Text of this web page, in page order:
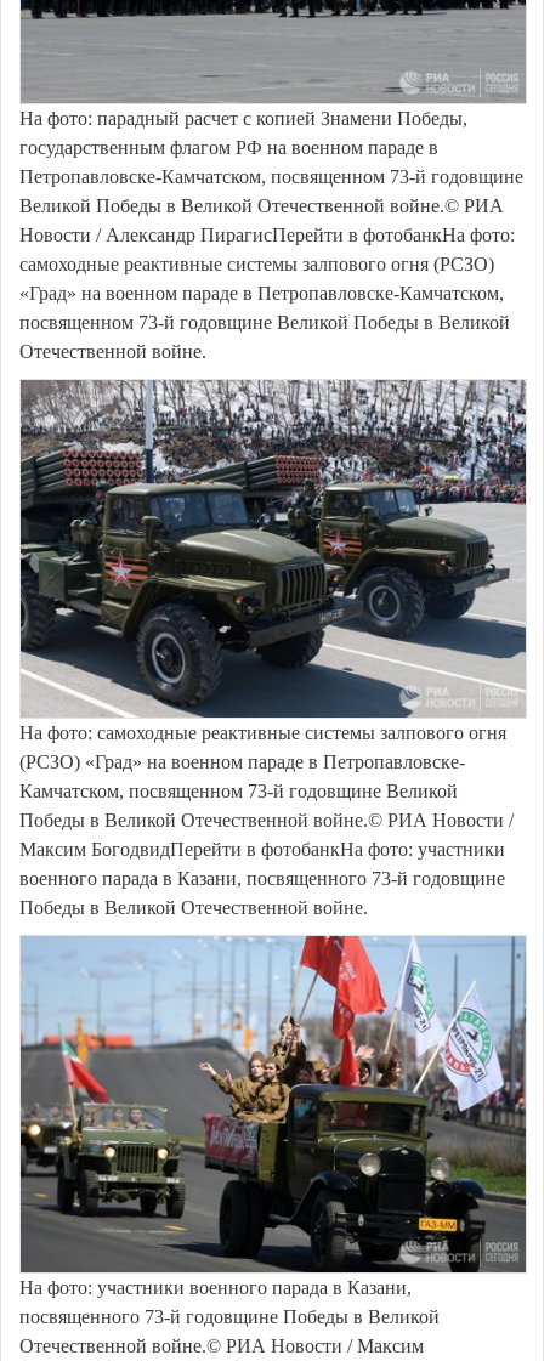
На фото: парадный расчет с копией Знамени Победы,
государственным флагом РФ на военном параде в
Петропавловске-Камчатском, посвященном 73-й годовщине
Великой Победы в Великой Отечественной войне.© РИА
Новости / Александр ПирагисПерейти в фотобанкНа фото:
самоходные реактивные системы залпового огня (РСЗО)
«Град» на военном параде в Петропавловске-Камчатском,
посвященном 73-й годовщине Великой Победы в Великой
Отечественной войне.
На фото: самоходные реактивные системы залпового огня
(РСЗО) «Град» на военном параде в Петропавловске-
Камчатском, посвященном 73-й годовщине Великой
Победы в Великой Отечественной войне.© РИА Новости /
Максим БогодвидПерейти в фотобанкНа фото: участники
военного парада в Казани, посвященного 73-й годовщине
Победы в Великой Отечественной войне.
На фото: участники военного парада в Казани,
посвященного 73-й годовщине Победы в Великой
Отечественной войне.© РИА Новости / Максим